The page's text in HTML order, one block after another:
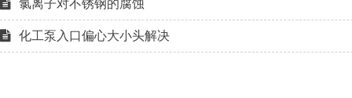
氯离子对不锈钢的腐蚀
化工泵入口偏心大小头解决